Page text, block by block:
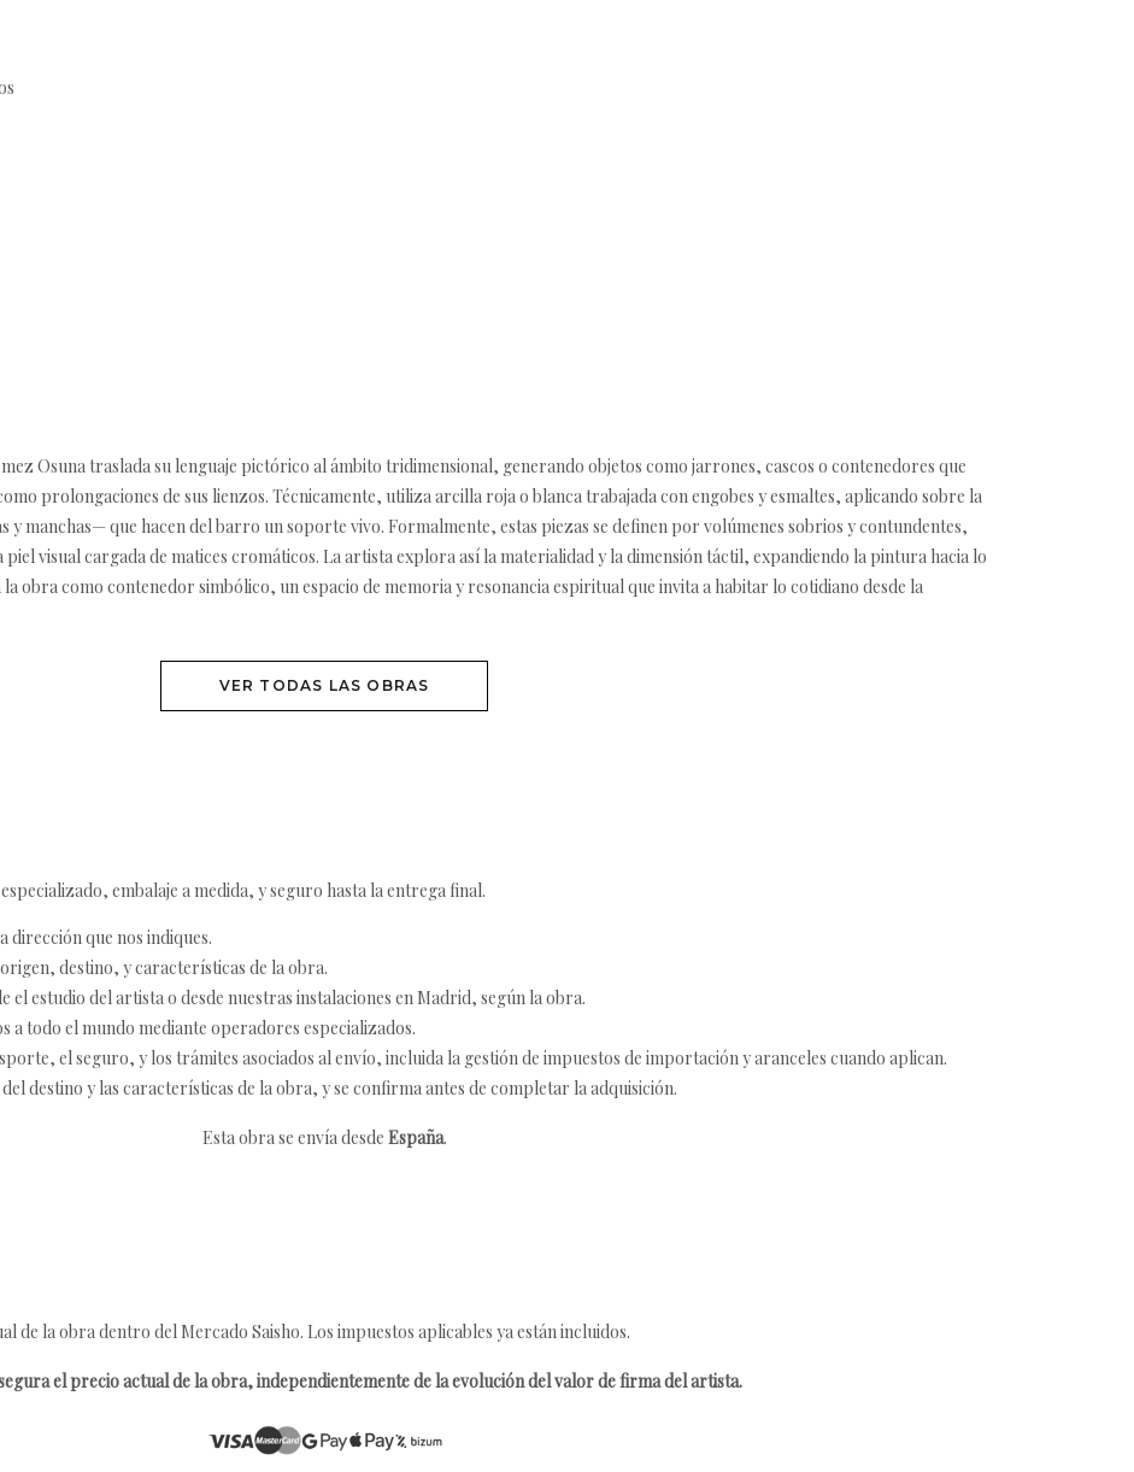
Osuna traslada su lenguaje pictórico al ámbito tridimensional, generando objetos como jarrones, cascos o contenedores que
prolongaciones de sus lienzos. Técnicamente, utiliza arcilla roja o blanca trabajada con engobes y esmaltes, aplicando sobre la
manchas— que hacen del barro un soporte vivo. Formalmente, estas piezas se definen por volúmenes sobrios y contundentes,
piel visual cargada de matices cromáticos. La artista explora así la materialidad y la dimensión táctil, expandiendo la pintura hacia lo
obra como contenedor simbólico, un espacio de memoria y resonancia espiritual que invita a habitar lo cotidiano desde la
VER TODAS LAS OBRAS
embalaje a medida, y seguro hasta la entrega final.
dirección que nos indiques.
destino, y características de la obra.
el estudio del artista o desde nuestras instalaciones en Madrid, según la obra.
a todo el mundo mediante operadores especializados.
el seguro, y los trámites asociados al envío, incluida la gestión de impuestos de importación y aranceles cuando aplican.
destino y las características de la obra, y se confirma antes de completar la adquisición.
Esta obra se envía desde España.
la obra dentro del Mercado Saisho. Los impuestos aplicables ya están incluidos.
el precio actual de la obra, independientemente de la evolución del valor de firma del artista.